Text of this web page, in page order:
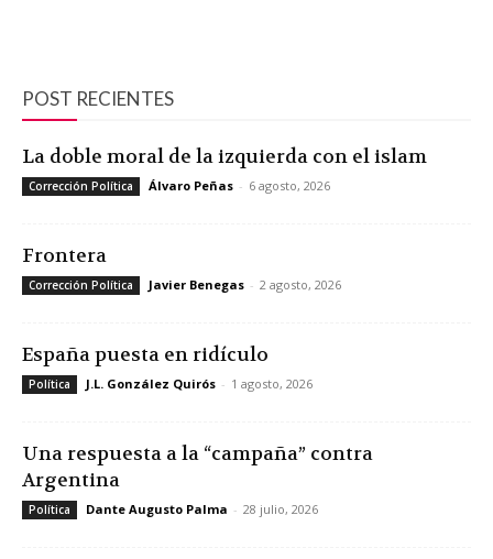
POST RECIENTES
La doble moral de la izquierda con el islam
Corrección Política Álvaro Peñas - 6 agosto, 2026
Frontera
Corrección Política Javier Benegas - 2 agosto, 2026
España puesta en ridículo
Política J.L. González Quirós - 1 agosto, 2026
Una respuesta a la “campaña” contra
Argentina
Política Dante Augusto Palma - 28 julio, 2026